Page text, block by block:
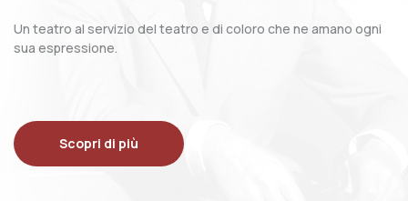
Un teatro al servizio del teatro e di coloro che ne amano ogni
sua espressione.
Scopri di più